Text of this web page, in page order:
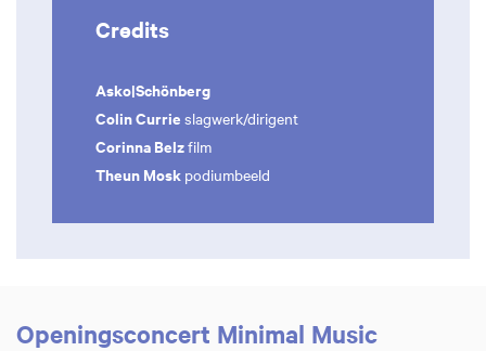
Credits
Asko|Schönberg
Colin Currie slagwerk/dirigent
Corinna Belzfilm
Theun Mosk podiumbeeld
Openingsconcert Minimal Music